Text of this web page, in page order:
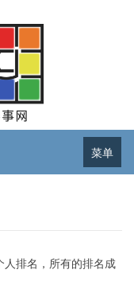
菜单
排名，所有的排名成